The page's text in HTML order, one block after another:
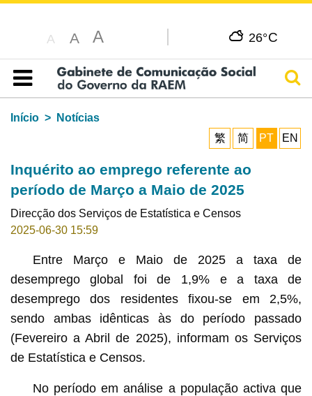
A A A 26°C
Índice
Início
Notícias
繁
简 PT EN
Inquérito ao emprego referente ao
período de Março a Maio de 2025
Direcção dos Serviços de Estatística e Censos
2025-06-30 15:59
Entre Março e Maio de 2025 a taxa de
desemprego global foi de 1,9% e a taxa de
desemprego dos residentes fixou-se em 2,5%,
sendo ambas idênticas às do período passado
(Fevereiro a Abril de 2025), informam os Serviços
de Estatística e Censos.
No período em análise a população activa que